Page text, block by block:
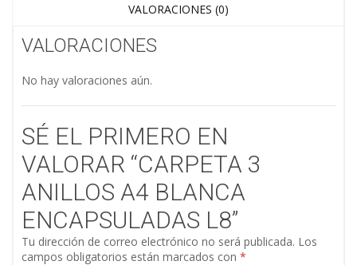
VALORACIONES (0)
VALORACIONES
No hay valoraciones aún.
SÉ EL PRIMERO EN
VALORAR “CARPETA 3
ANILLOS A4 BLANCA
ENCAPSULADAS L8”
Tu dirección de correo electrónico no será publicada. Los
campos obligatorios están marcados con *